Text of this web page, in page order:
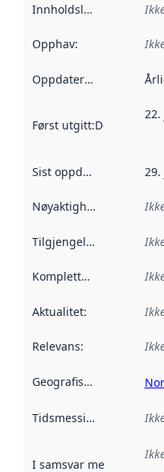
Innholdsleverandører :
Opphav:
Oppdateringsfrekvens :
Først utgitt:Denne
Sist oppdatert
Nøyaktighet
Tilgjengelighet
Kompletthet
Aktualitet:
Relevans:
Geografisk avgrensning :
Tidsmessig avgrensning
I samsvar med